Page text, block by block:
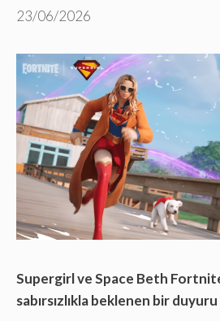
23/06/2026
Supergirl ve Space Beth
sabırsızlıkla beklenen bir duyuru